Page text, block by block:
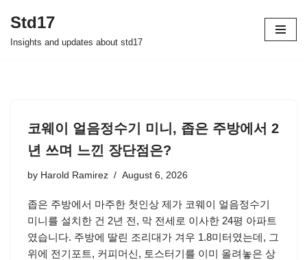
Skip
Std17
Insights and updates about std17
코웨이 얼음정수기 미니, 좁은 주방에서 2
년 쓰며 느낀 장단점은?
by Harold Ramirez August 6, 2026
좁은 주방에서 마주한 첫인상 제가 코웨이 얼음정수기
미니를 설치한 건 2년 전, 막 전세로 이사한 24평 아파트
였습니다. 주방에 딸린 조리대가 겨우 1.8미터였는데, 그
위에 전기포트, 커피머신, 토스터기를 이미 올려놓은 상